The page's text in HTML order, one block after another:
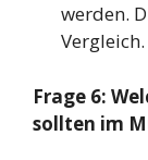
werden.
Vergleich.
Frage 6:
sollten im